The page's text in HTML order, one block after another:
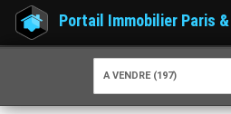
Portail Immobilier Paris
A VENDRE (197)